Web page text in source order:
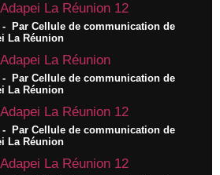
La Réunion 12
Par Cellule de communication de
La Réunion
La Réunion
Par Cellule de communication de
La Réunion
La Réunion 12
Par Cellule de communication de
La Réunion
La Réunion 12